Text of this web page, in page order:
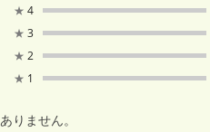
★ 4
★ 3
★ 2
★ 1
りません。